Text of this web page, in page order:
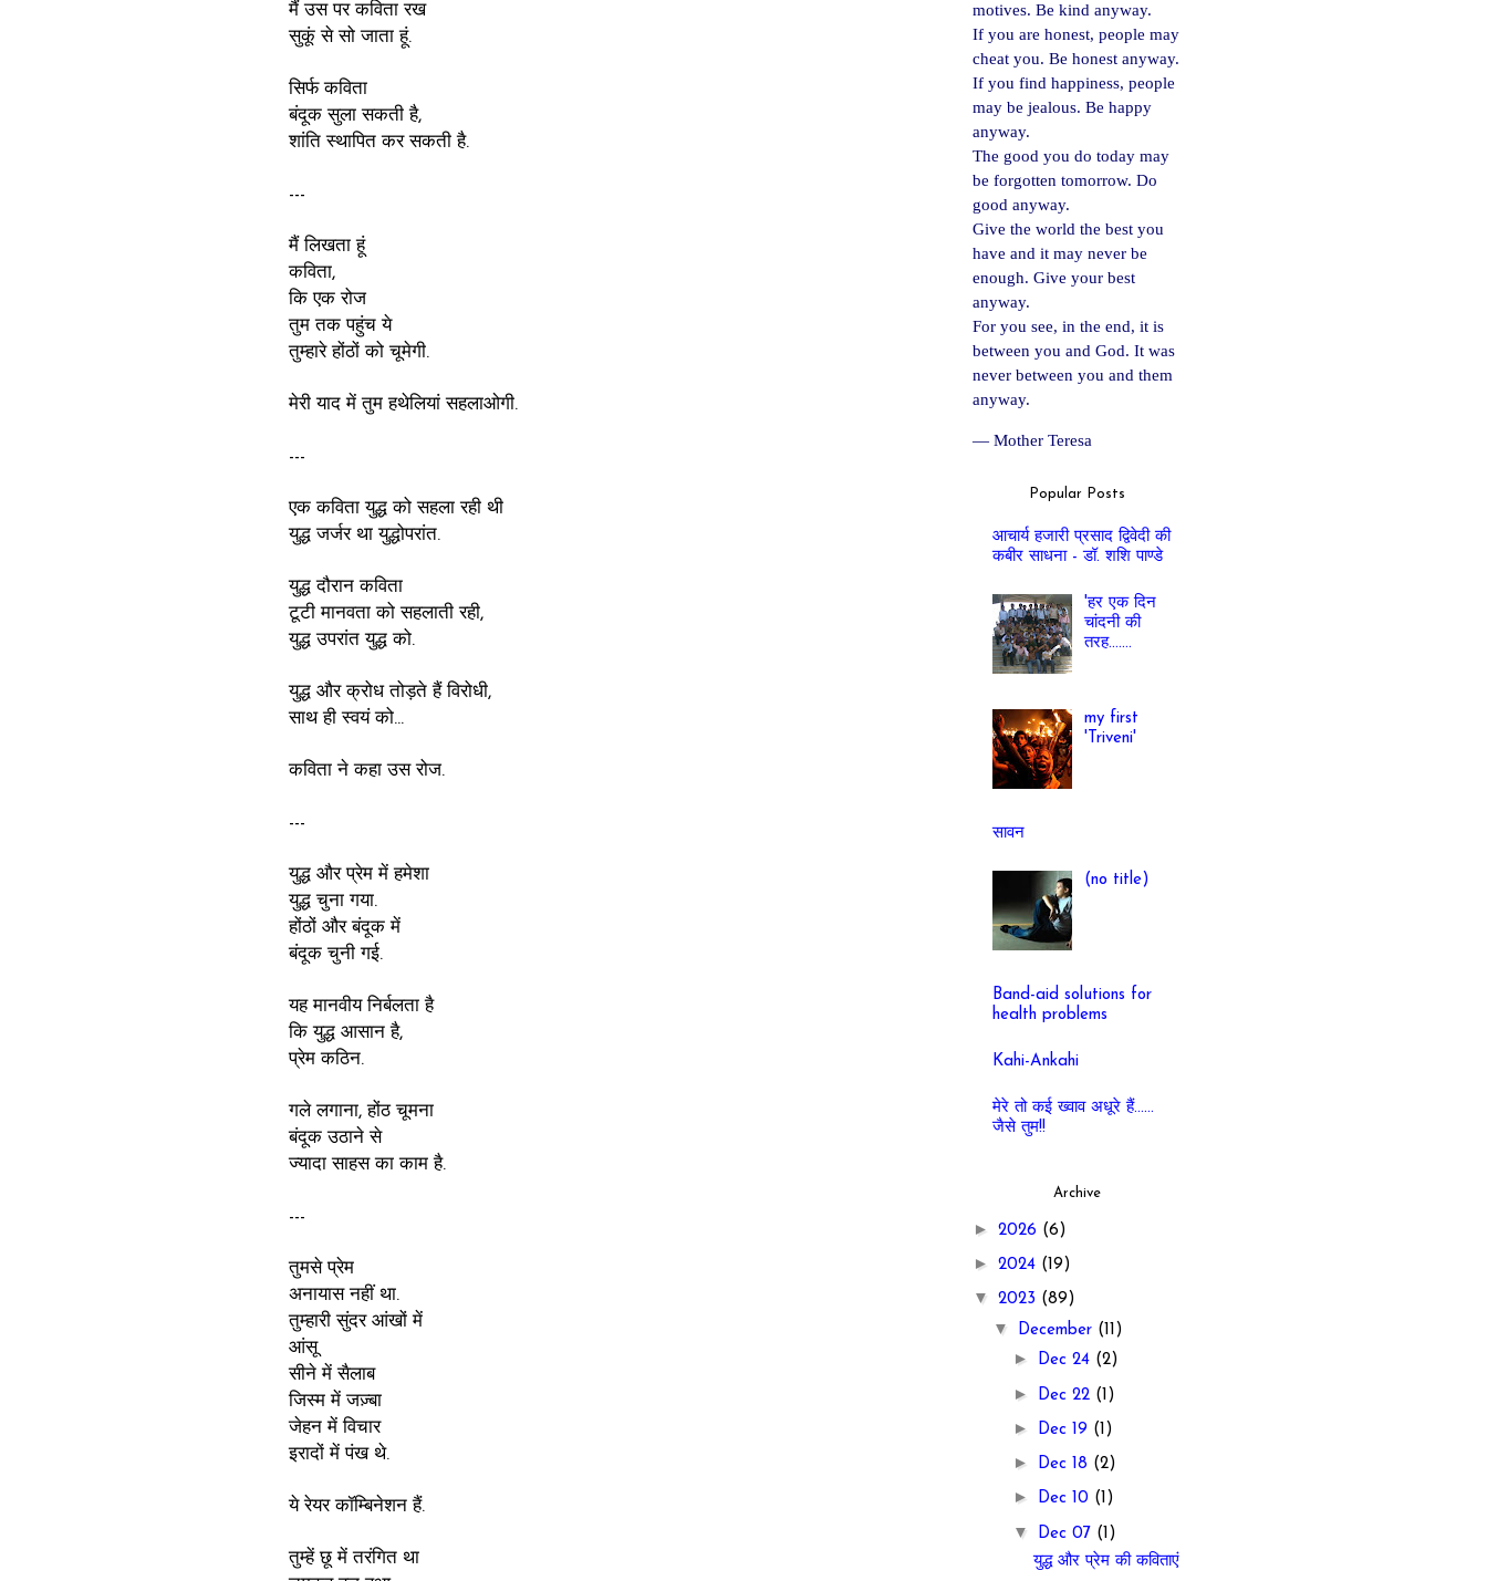
मैं उस पर कविता रख
सुकूं से सो जाता हूं.
सिर्फ कविता
बंदूक सुला सकती है,
शांति स्थापित कर सकती है.
---
मैं लिखता हूं
कविता,
कि एक रोज
तुम तक पहुंच ये
तुम्हारे होंठों को चूमेगी.
मेरी याद में तुम हथेलियां सहलाओगी.
---
एक कविता युद्ध को सहला रही थी
युद्ध जर्जर था युद्धोपरांत.
युद्ध दौरान कविता
टूटी मानवता को सहलाती रही,
युद्ध उपरांत युद्ध को.
युद्ध और क्रोध तोड़ते हैं विरोधी,
साथ ही स्वयं को...
कविता ने कहा उस रोज.
---
युद्ध और प्रेम में हमेशा
युद्ध चुना गया.
होंठों और बंदूक में
बंदूक चुनी गई.
यह मानवीय निर्बलता है
कि युद्ध आसान है,
प्रेम कठिन.
गले लगाना, होंठ चूमना
बंदूक उठाने से
ज्यादा साहस का काम है.
---
तुमसे प्रेम
अनायास नहीं था.
तुम्हारी सुंदर आंखों में
आंसू
सीने में सैलाब
जिस्म में जज़्बा
जेहन में विचार
इरादों में पंख थे.
ये रेयर कॉम्बिनेशन हैं.
तुम्हें छू में तरंगित था
motives. Be kind anyway.
If you are honest, people may
cheat you. Be honest anyway.
If you find happiness, people
may be jealous. Be happy
anyway.
The good you do today may
be forgotten tomorrow. Do
good anyway.
Give the world the best you
have and it may never be
enough. Give your best
anyway.
For you see, in the end, it is
between you and God. It was
never between you and them
anyway.
― Mother Teresa
Popular Posts
आचार्य हजारी प्रसाद द्विवेदी की
कबीर साधना - डॉ. शशि पाण्डे
'हर एक दिन
चांदनी की
तरह.......
my first
'Triveni'
सावन
(no title)
Band-aid solutions for
health problems
Kahi-Ankahi
मेरे तो कई ख्वाव अधूरे हैं......
जैसे तुम!!
Archive
► 2026 (6)
► 2024 (19)
▼ 2023 (89)
▼ December (11)
► Dec 24 (2)
► Dec 22 (1)
► Dec 19 (1)
► Dec 18 (2)
► Dec 10 (1)
▼ Dec 07 (1)
युद्ध और प्रेम की कविताएं